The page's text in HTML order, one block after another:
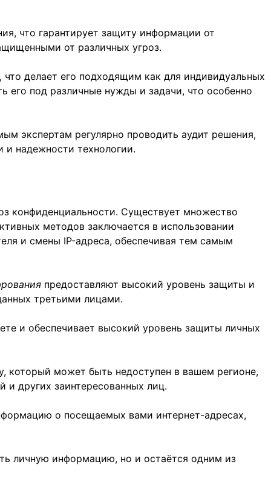
что гарантирует защиту информации от
от различных угроз.
делает его подходящим как для индивидуальных
его под различные нужды и задачи, что особенно
экспертам регулярно проводить аудит решения,
и надежности технологии.
конфиденциальности. Существует множество
методов заключается в использовании
и смены IP-адреса, обеспечивая тем самым
предоставляют высокий уровень защиты и
третьими лицами.
и обеспечивает высокий уровень защиты личных
который может быть недоступен в вашем регионе,
и других заинтересованных лиц.
о посещаемых вами интернет-адресах,
личную информацию, но и остаётся одним из